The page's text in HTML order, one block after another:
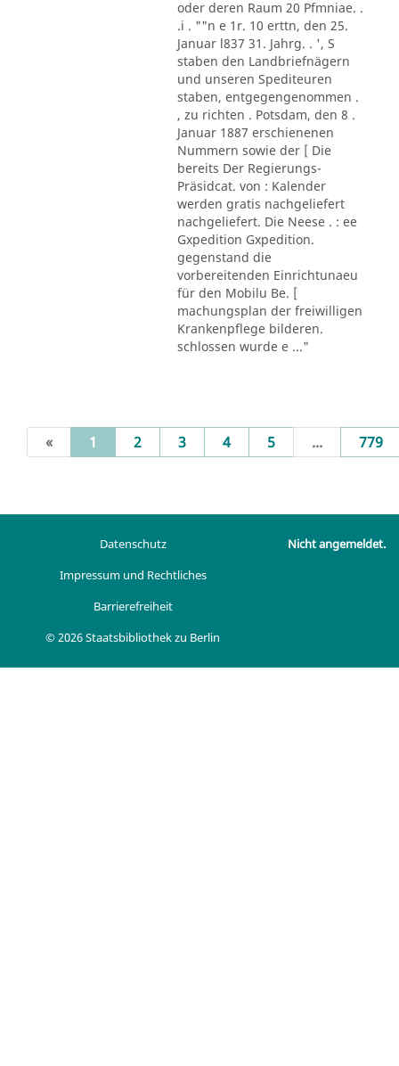
oder deren Raum 20 Pfmniae. .
.i . ""n e 1r. 10 erttn, den 25.
Januar l837 31. Jahrg. . ', S
staben den Landbriefnägern
und unseren Spediteuren
staben, entgegengenommen .
, zu richten . Potsdam, den 8 .
Januar 1887 erschienenen
Nummern sowie der [ Die
bereits Der Regierungs-
Präsidcat. von : Kalender
werden gratis nachgeliefert
nachgeliefert. Die Neese . : ee
Gxpedition Gxpedition.
gegenstand die
vorbereitenden Einrichtunaeu
für den Mobilu Be. [
machungsplan der freiwilligen
Krankenpflege bilderen.
schlossen wurde e ..."
« 1 (current)
2 3 4 5 ... 779
Datenschutz
Impressum und Rechtliches
Barrierefreiheit
© 2026 Staatsbibliothek zu Berlin
Nicht angemeldet.